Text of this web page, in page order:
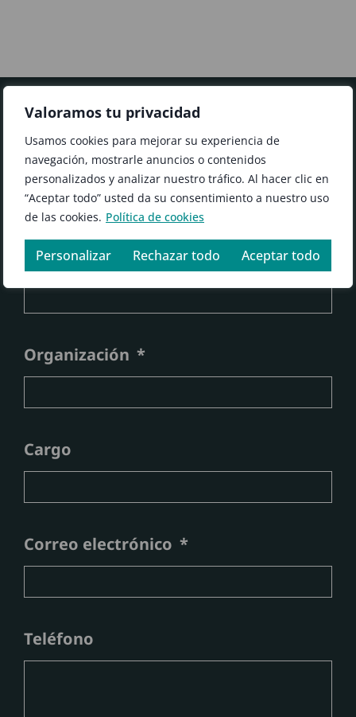
Valoramos tu privacidad
Usamos cookies para mejorar su experiencia de
navegación, mostrarle anuncios o contenidos
personalizados y analizar nuestro tráfico. Al hacer clic en
“Aceptar todo” usted da su consentimiento a nuestro uso
de las cookies. Política de cookies
Personalizar Rechazar todo Aceptar todo
FORMULARIO
#AgilidadEficiencia
Contacta con nosotros y descubre cómo
podemos ayudarte a impulsar tu negocio
para que sea cada vez mejor.
Nombre
Organización
Cargo
Correo electrónico
Teléfono